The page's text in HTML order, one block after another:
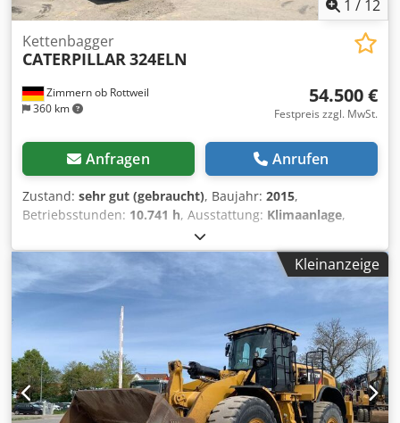
1 / 12
Zimmern ob Rottweil
360 km
Kettenbagger
CATERPILLAR324ELN
54.500 €
Festpreis zzgl. MwSt.
Anfragen Anrufen
Zustand: sehr gut (gebraucht), Baujahr: 2015,
Betriebsstunden: 10.741 h, Ausstattung: Klimaanlage,
CATERPILLAR 324ELN Baujahr 2015 Betriebsstunden:
10.741 Std. Geschlossene Kabine Klimaanlage Dksdezl Dt
Nspfx Akpsr Radio Rückfahrkamera Verstellausleger
Stiellänge: 3,10 m. Vollverrohrung (Hammer-, Greifer-,
Scheren- hydraulik) OQ70/55 Schnellwechsler 1x Löffel -
900mm breit Laufwerk ca 60-70% erhalten Bodenplatten
600mm breit CAT 7.1 Motor mit 151kW
Zentralschmieranlage CE Einsatzgewicht: 26.2 to
Kleinanzeige